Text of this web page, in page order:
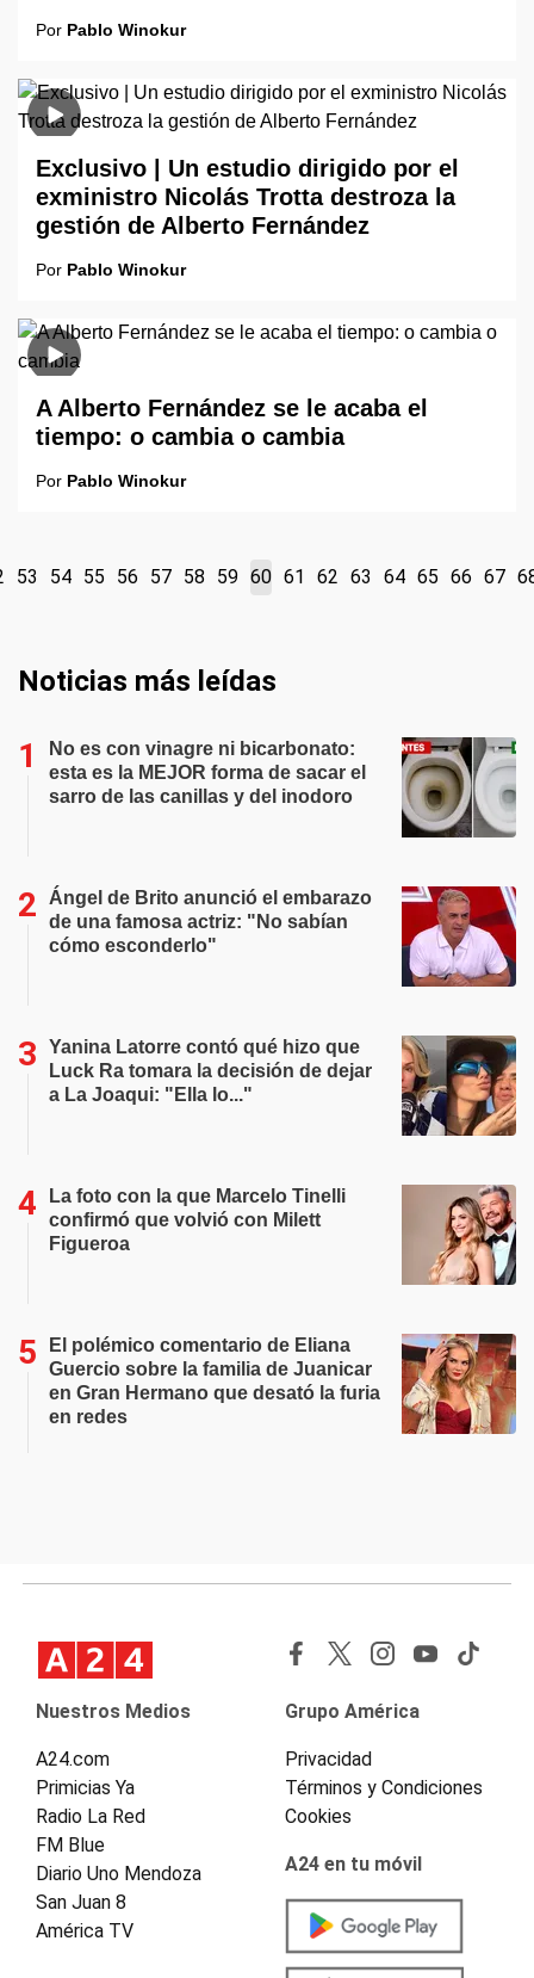
Por Pablo Winokur
Exclusivo | Un estudio dirigido por el
exministro Nicolás Trotta destroza la
gestión de Alberto Fernández
Por Pablo Winokur
A Alberto Fernández se le acaba el
tiempo: o cambia o cambia
Por Pablo Winokur
53 54 55 56 57 58 59 60 61 62 63 64 65 66 67
Noticias más leídas
No es con vinagre ni bicarbonato:
esta es la MEJOR forma de sacar el
sarro de las canillas y del inodoro
Ángel de Brito anunció el embarazo
de una famosa actriz: "No sabían
cómo esconderlo"
Yanina Latorre contó qué hizo que
Luck Ra tomara la decisión de dejar
a La Joaqui: "Ella lo..."
La foto con la que Marcelo Tinelli
confirmó que volvió con Milett
Figueroa
El polémico comentario de Eliana
Guercio sobre la familia de Juanicar
en Gran Hermano que desató la furia
en redes
Nuestros Medios
A24.com
Primicias Ya
Radio La Red
FM Blue
Diario Uno Mendoza
San Juan 8
América TV
Grupo América
Privacidad
Términos y Condiciones
Cookies
A24 en tu móvil